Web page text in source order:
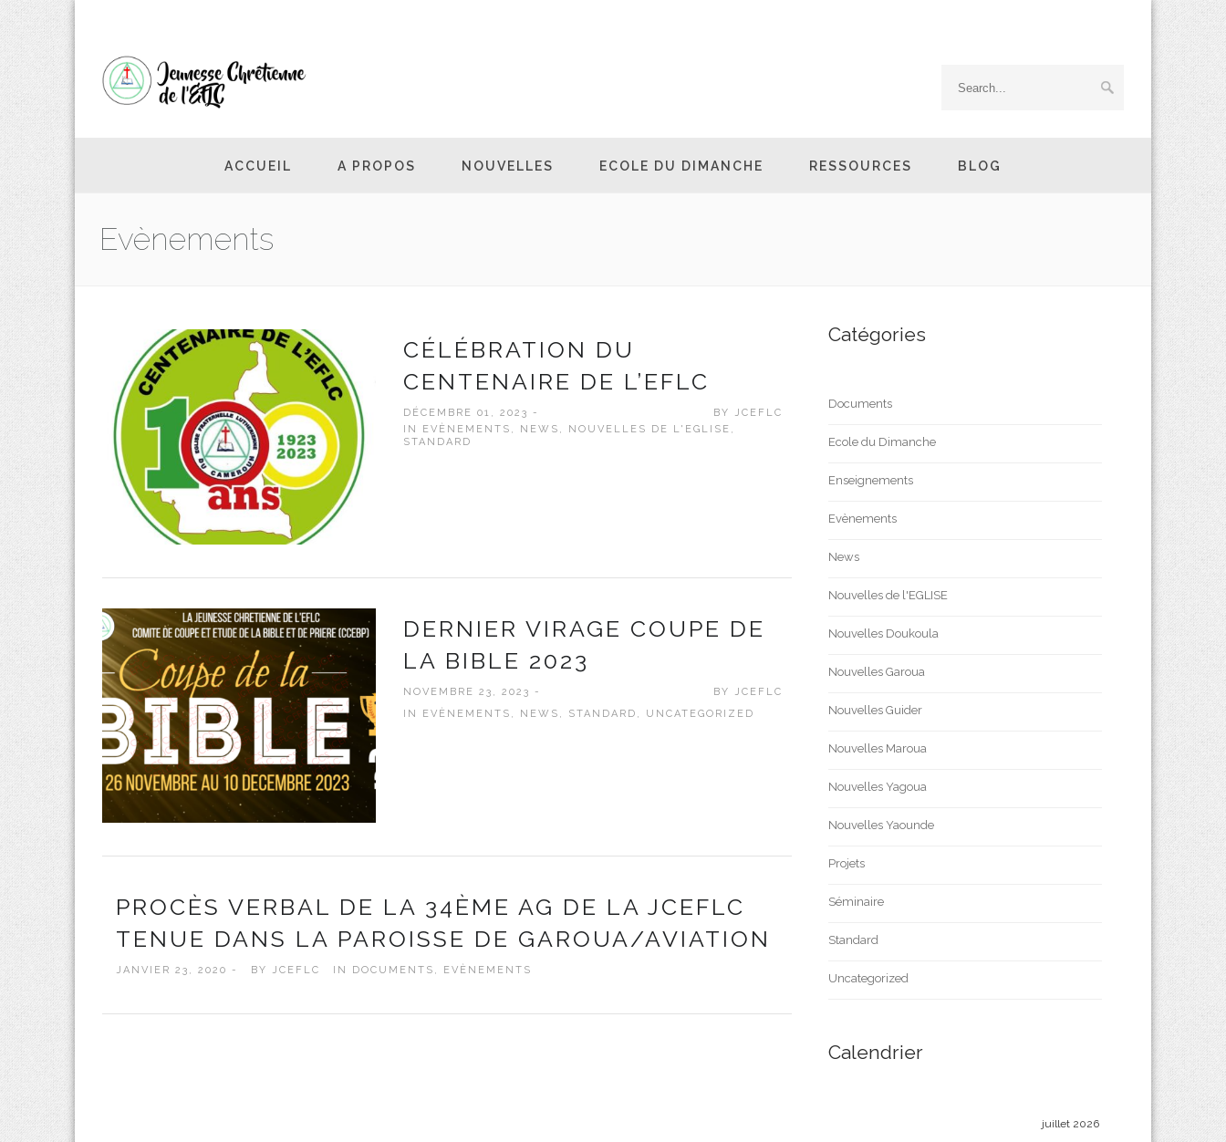
ACCUEIL A PROPOS NOUVELLES ECOLE DU DIMANCHE RESSOURCES BLOG
Evènements
CÉLÉBRATION DU
CENTENAIRE DE L’EFLC
DÉCEMBRE 01, 2023 - BY JCEFLC
IN EVÈNEMENTS , NEWS , NOUVELLES DE L'EGLISE ,
STANDARD
DERNIER VIRAGE COUPE DE
LA BIBLE 2023
NOVEMBRE 23, 2023 - BY JCEFLC
IN EVÈNEMENTS , NEWS , STANDARD , UNCATEGORIZED
PROCÈS VERBAL DE LA 34ÈME AG DE LA JCEFLC
TENUE DANS LA PAROISSE DE GAROUA/AVIATION
JANVIER 23, 2020 - BY JCEFLC IN DOCUMENTS , EVÈNEMENTS
Catégories
Documents
Ecole du Dimanche
Enseignements
Evènements
News
Nouvelles de l'EGLISE
Nouvelles Doukoula
Nouvelles Garoua
Nouvelles Guider
Nouvelles Maroua
Nouvelles Yagoua
Nouvelles Yaounde
Projets
Séminaire
Standard
Uncategorized
Calendrier
juillet 2026